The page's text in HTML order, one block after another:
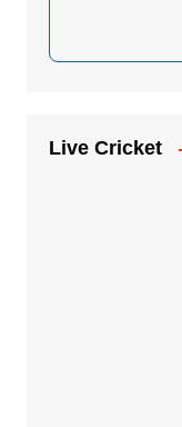
Live Cricket